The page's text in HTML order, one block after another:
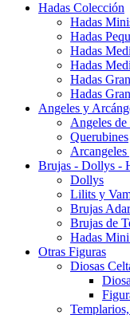
Hadas Colección
Hadas
Hadas
Hadas
Hadas
Hadas
Hadas
Angeles y
Angeles
Querubines
Arcangeles
Brujas - Dollys -
Dollys
Lilits y
Brujas
Brujas de
Hadas
Otras Figuras
Diosas